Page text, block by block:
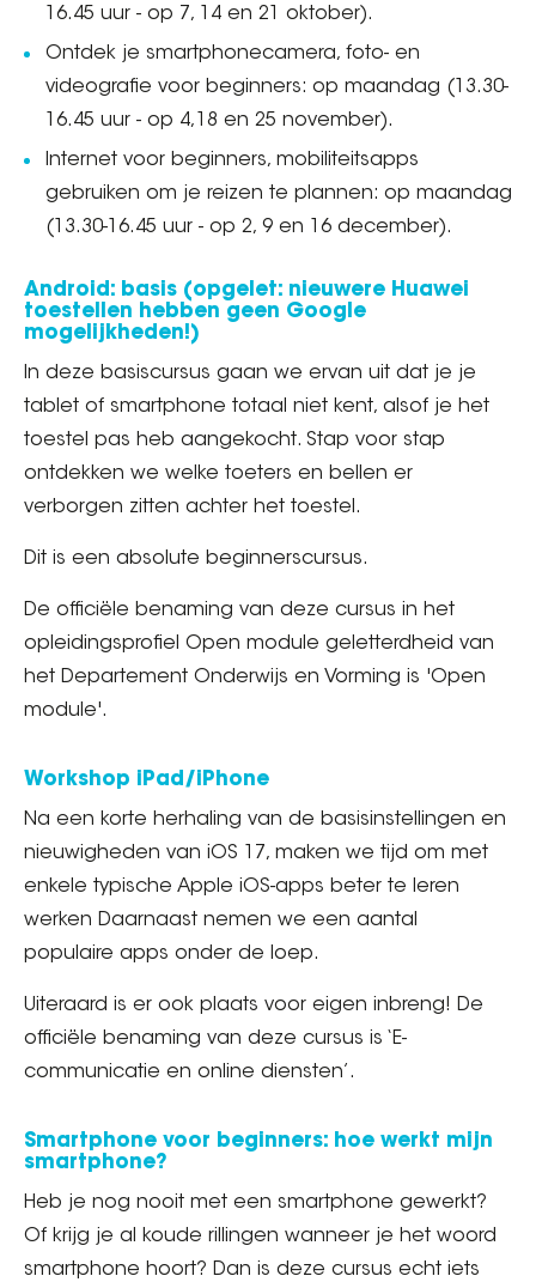
16.45 uur - op 7, 14 en 21 oktober).
Ontdek je smartphonecamera, foto- en
videografie voor beginners: op maandag (13.30-
16.45 uur - op 4,18 en 25 november).
Internet voor beginners, mobiliteitsapps
gebruiken om je reizen te plannen: op maandag
(13.30-16.45 uur - op 2, 9 en 16 december).
Android: basis (opgelet: nieuwere Huawei
toestellen hebben geen Google
mogelijkheden!)
In deze basiscursus gaan we ervan uit dat je je
tablet of smartphone totaal niet kent, alsof je het
toestel pas heb aangekocht. Stap voor stap
ontdekken we welke toeters en bellen er
verborgen zitten achter het toestel.
Dit is een absolute beginnerscursus.
De officiële benaming van deze cursus in het
opleidingsprofiel Open module geletterdheid van
het Departement Onderwijs en Vorming is 'Open
module'.
Workshop iPad/iPhone
Na een korte herhaling van de basisinstellingen en
nieuwigheden van iOS 17, maken we tijd om met
enkele typische Apple iOS-apps beter te leren
werken Daarnaast nemen we een aantal
populaire apps onder de loep.
Uiteraard is er ook plaats voor eigen inbreng! De
officiële benaming van deze cursus is ‘E-
communicatie en online diensten’.
Smartphone voor beginners: hoe werkt mijn
smartphone?
Heb je nog nooit met een smartphone gewerkt?
Of krijg je al koude rillingen wanneer je het woord
smartphone hoort? Dan is deze cursus echt iets